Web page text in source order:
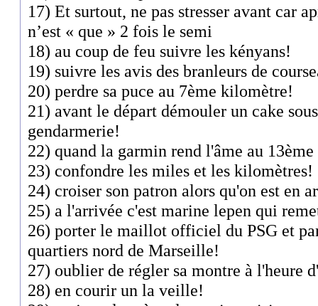
17) Et surtout, ne pas stresser avant car
n’est « que » 2 fois le semi
18) au coup de feu suivre les kényans!
19) suivre les avis des branleurs de
20) perdre sa puce au 7ème kilomètre!
21) avant le départ démouler un cake
gendarmerie!
22) quand la garmin rend l'âme au
23) confondre les miles et les kilomètres!
24) croiser son patron alors qu'on est en
25) a l'arrivée c'est marine lepen qui
26) porter le maillot officiel du PSG et
quartiers nord de Marseille!
27) oublier de régler sa montre à l'heure
28) en courir un la veille!